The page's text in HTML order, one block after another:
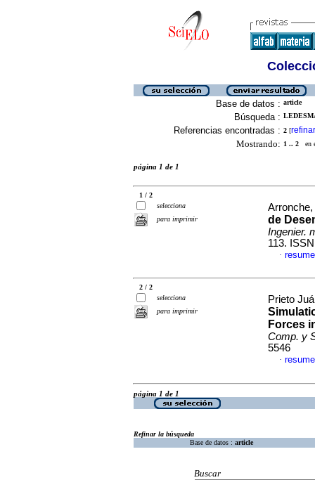
Base de datos : article
Búsqueda :
Referencias encontradas : 2 [refinar
Mostrando: 1 .. 2 en
página 1 de 1
1 / 2
selecciona
para imprimir
de
Ingenier.
113.
·
2 / 2
selecciona
para imprimir
Prieto
Forces
Comp. y
5546
·
página 1 de 1
Refinar la búsqueda
Base de datos : article
Buscar